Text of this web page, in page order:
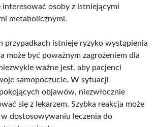
interesować osoby z istniejącymi
metabolicznymi.
przypadkach istnieje ryzyko wystąpienia
może być poważnym zagrożeniem dla
ważne jest, aby pacjenci
samopoczucie. W sytuacji
objawów, niezwłocznie
się z lekarzem. Szybka reakcja może
dostosowywaniu leczenia do